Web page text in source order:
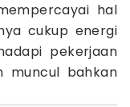
hal
cukup energi
pekerjaan
muncul bahkan